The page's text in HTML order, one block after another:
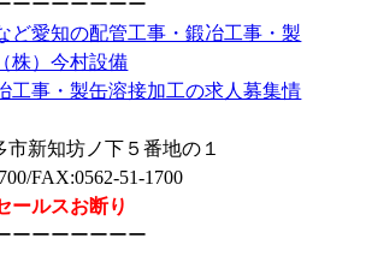
ーーーーーーー
ど愛知の配管工事・鍛冶工事・製
株）今村設備
工事・製缶溶接加工の求人募集情
市新知坊ノ下５番地の１
FAX:0562-51-1700
ールスお断り
ーーーーーーー